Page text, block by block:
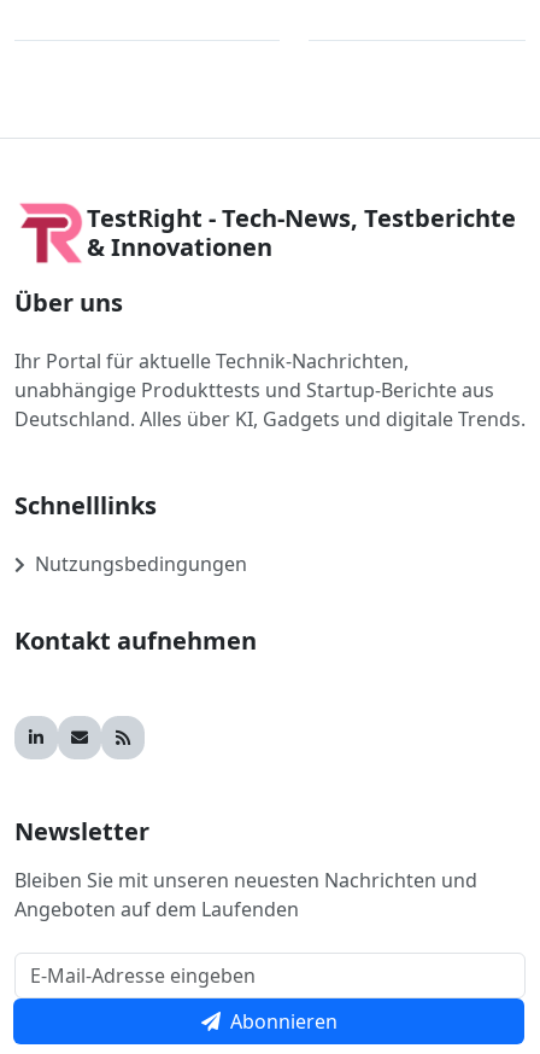
TestRight - Tech-News, Testberichte
& Innovationen
Über uns
Ihr Portal für aktuelle Technik-Nachrichten,
unabhängige Produkttests und Startup-Berichte aus
Deutschland. Alles über KI, Gadgets und digitale Trends.
Schnelllinks
Nutzungsbedingungen
Kontakt aufnehmen
Newsletter
Bleiben Sie mit unseren neuesten Nachrichten und
Angeboten auf dem Laufenden
Abonnieren